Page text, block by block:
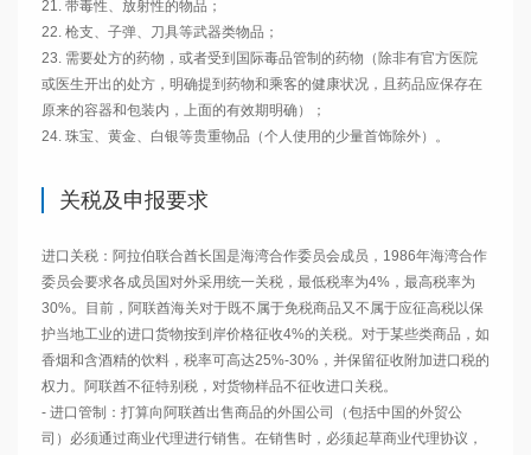
21. 带毒性、放射性的物品；
22. 枪支、子弹、刀具等武器类物品；
23. 需要处方的药物，或者受到国际毒品管制的药物（除非有官方医院
或医生开出的处方，明确提到药物和乘客的健康状况，且药品应保存在
原来的容器和包装内，上面的有效期明确）；
24. 珠宝、黄金、白银等贵重物品（个人使用的少量首饰除外）。
关税及申报要求
进口关税：阿拉伯联合酋长国是海湾合作委员会成员，1986年海湾合作
委员会要求各成员国对外采用统一关税，最低税率为4%，最高税率为
30%。目前，阿联酋海关对于既不属于免税商品又不属于应征高税以保
护当地工业的进口货物按到岸价格征收4%的关税。对于某些类商品，如
香烟和含酒精的饮料，税率可高达25%-30%，并保留征收附加进口税的
权力。阿联酋不征特别税，对货物样品不征收进口关税。
- 进口管制：打算向阿联酋出售商品的外国公司（包括中国的外贸公
司）必须通过商业代理进行销售。在销售时，必须起草商业代理协议，